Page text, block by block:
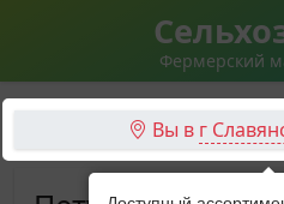
Фермерский
Вы в г